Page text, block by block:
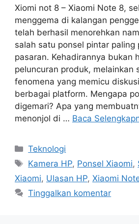
Xiomi not 8 – Xiaomi Note 8,
menggema di kalangan
telah berhasil menorehkan
salah satu ponsel pintar paling
pasaran. Kehadirannya bukan
peluncuran produk, melainkan
fenomena yang memicu
berbagai platform. Mengapa
digemari? Apa yang
menonjol di … Baca
Kategori
Teknologi
Tag
Kamera HP, Ponsel Xiaomi,
Xiaomi, Ulasan HP, Xiaomi
Tinggalkan komentar